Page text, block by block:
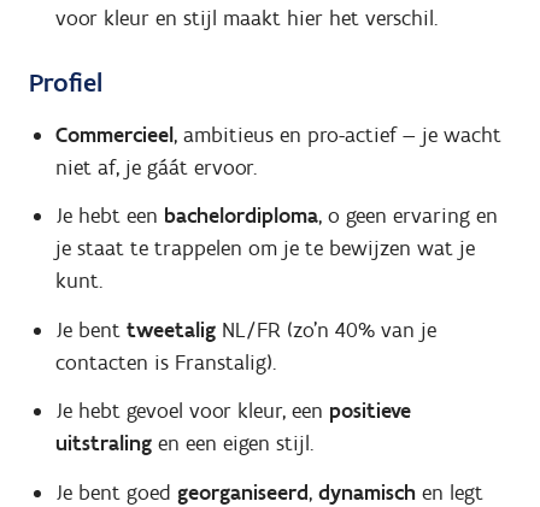
voor kleur en stijl maakt hier het verschil.
Profiel
Commercieel, ambitieus en pro-actief — je wacht
niet af, je gáát ervoor.
Je hebt een bachelordiploma, o geen ervaring en
je staat te trappelen om je te bewijzen wat je
kunt.
Je bent tweetalig NL/FR (zo'n 40% van je
contacten is Franstalig).
Je hebt gevoel voor kleur, een positieve
uitstraling en een eigen stijl.
Je bent goed georganiseerd, dynamisch en legt